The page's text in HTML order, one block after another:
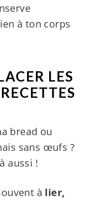
à ton corps
LES
bread ou
sans œufs ?
aussi !
à lier,